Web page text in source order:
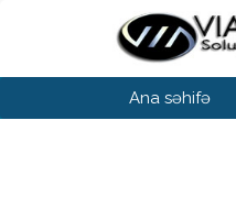
Ana səhifə